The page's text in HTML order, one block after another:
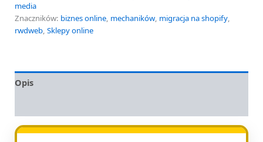
media
Znaczników: biznes online, mechaników, migracja na shopify,
rwdweb, Sklepy online
Opis